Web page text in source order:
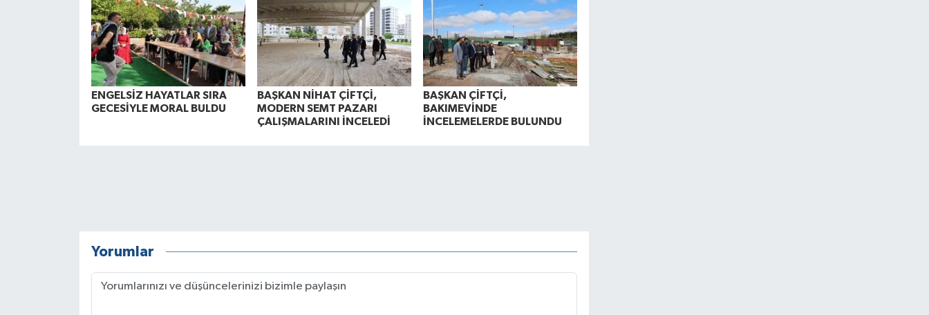
ENGELSİZ HAYATLAR SIRA
GECESİYLE MORAL BULDU
BAŞKAN NİHAT ÇİFTÇİ,
MODERN SEMT PAZARI
ÇALIŞMALARINI İNCELEDİ
BAŞKAN ÇİFTÇİ,
BAKIMEVİNDE
İNCELEMELERDE BULUNDU
Yorumlar